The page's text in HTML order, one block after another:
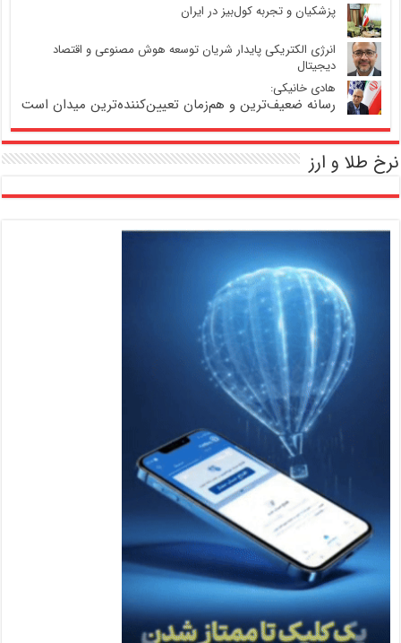
پزشکیان و تجربه کول‌بیز در ایران
انرژی الکتریکی پایدار شریان توسعه هوش مصنوعی و اقتصاد
دیجیتال
هادی خانیکی:
رسانه ضعیف‌ترین و هم‌زمان تعیین‌کننده‌ترین میدان است
نرخ طلا و ارز